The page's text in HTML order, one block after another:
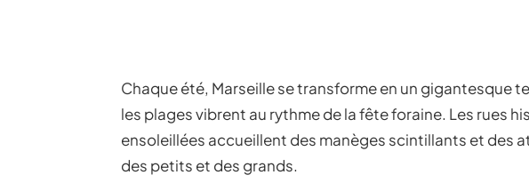
Chaque été, Marseille se transforme en un gigantesque
les plages vibrent au rythme de la fête foraine. Les rues
ensoleillées accueillent des manèges scintillants et des
des petits et des grands.